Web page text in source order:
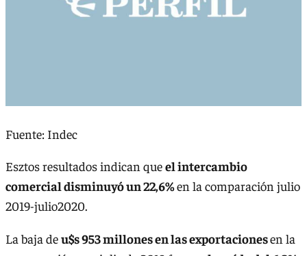
Fuente: Indec
Esztos resultados indican queel intercambio
comercial disminuyó un 22,6%en la comparación julio
2019-julio2020.
La baja deu$s 953 millones en las exportacionesen la